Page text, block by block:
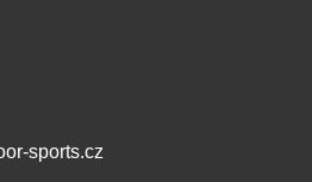
sports.cz